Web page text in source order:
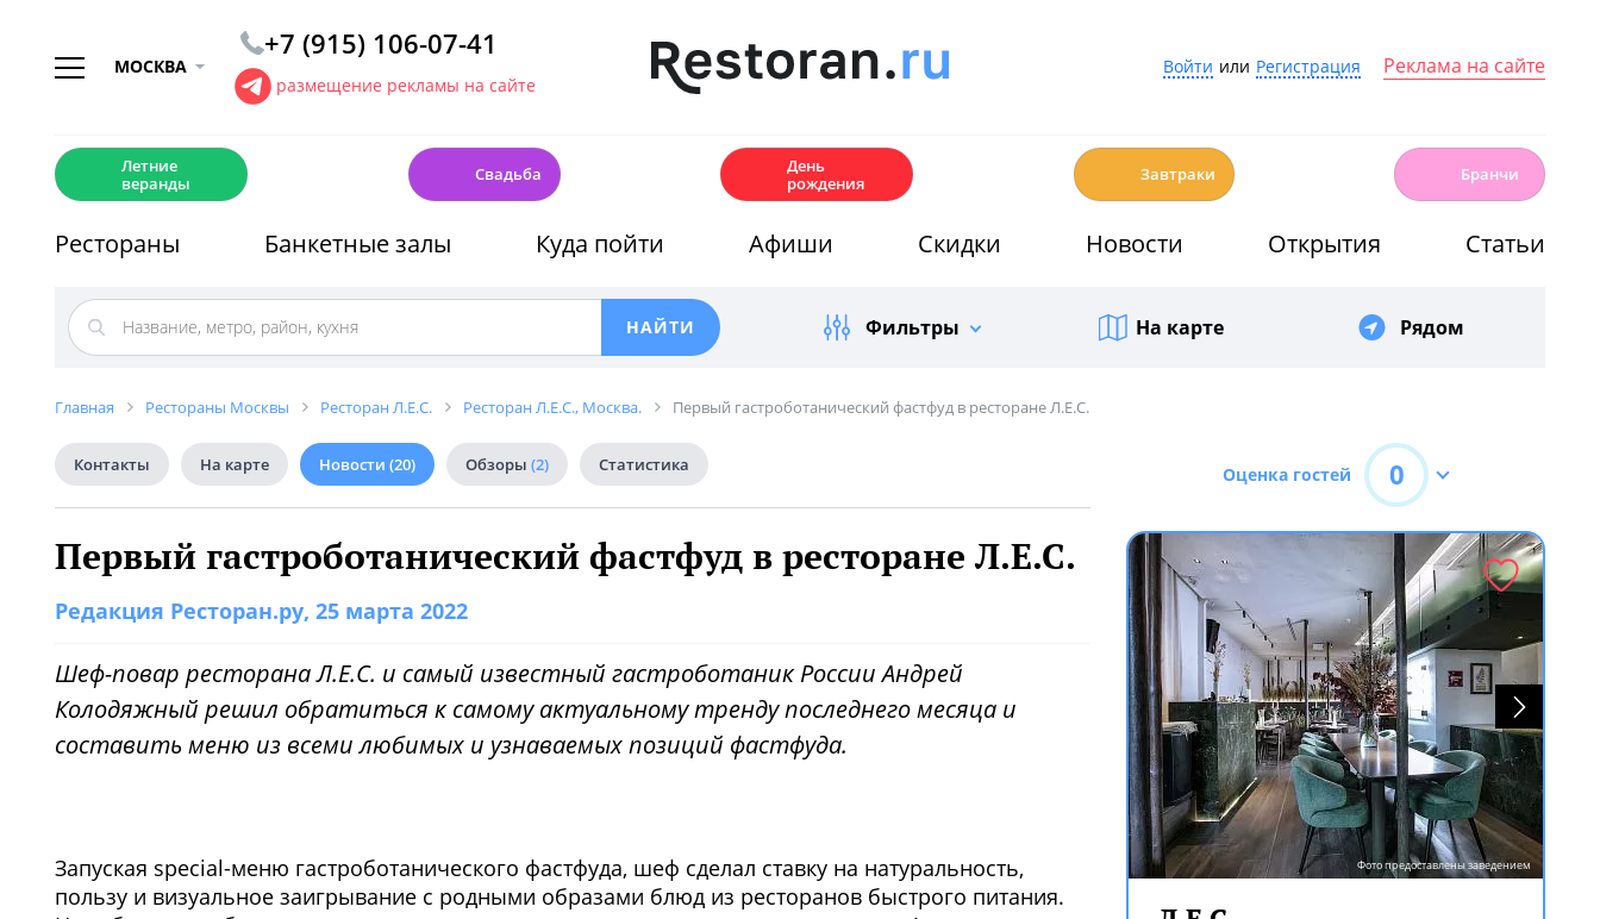
МОСКВА
+7 (915) 106-07-41
размещение рекламы на сайте
Войти или Регистрация Реклама на сайте
Летние
веранды
Свадьба
День
рождения
Завтраки Бранчи
Рестораны Банкетные залы Куда пойти Афиши Скидки Новости Открытия Статьи
Фильтры На карте Рядом
Главная Рестораны Москвы Ресторан Л.Е.С. Ресторан Л.Е.С., Москва. Первый гастроботанический фастфуд в ресторане Л.Е.С.
Контакты На карте Новости (20) Обзоры (2) Статистика
Первый гастроботанический фастфуд в ресторане Л.Е.С.
Редакция Ресторан.ру, 25 марта 2022
Шеф-повар ресторана Л.Е.С. и самый известный гастроботаник России Андрей
Колодяжный решил обратиться к самому актуальному тренду последнего месяца и
составить меню из всеми любимых и узнаваемых позиций фастфуда.
Запуская special-меню гастроботанического фастфуда, шеф сделал ставку на натуральность,
пользу и визуальное заигрывание с родными образами блюд из ресторанов быстрого питания.
Оценка гостей 0
Фото предоставлены заведением